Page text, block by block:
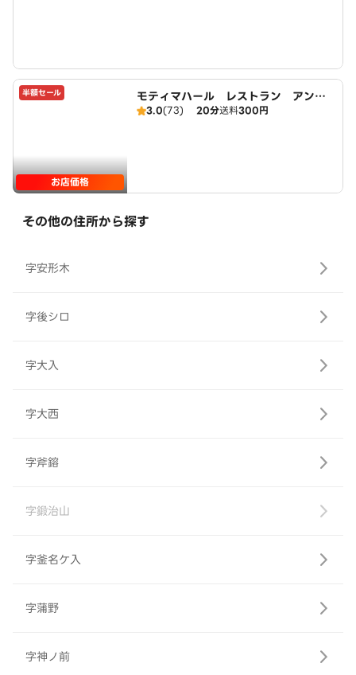
半額セール
お店価格
モティマハール レストラン アンド
バー
3.0(73) 20分送料300円
その他の住所から探す
字安形木
字後シロ
字大入
字大西
字斧鎔
字鍛治山
字釜名ケ入
字蒲野
字神ノ前